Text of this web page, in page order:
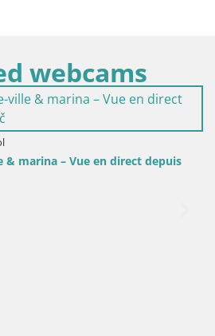
webcams
& marina – Vue en direct depuis